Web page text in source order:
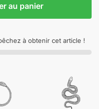
au panier
à obtenir cet article !